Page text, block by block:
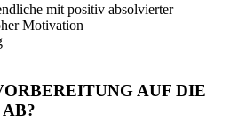
mit positiv absolvierter
Motivation
AUF DIE